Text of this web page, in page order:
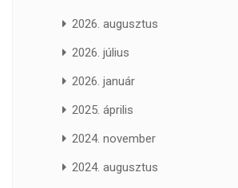
2026. augusztus
2026. július
2026. január
2025. április
2024. november
2024. augusztus